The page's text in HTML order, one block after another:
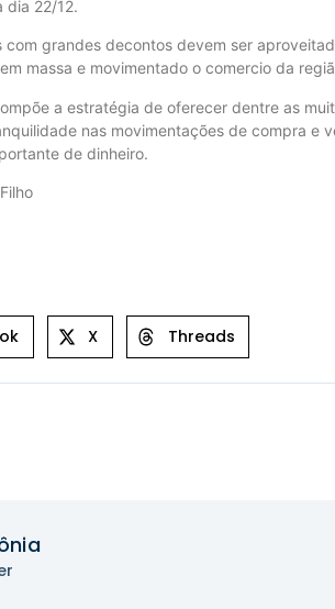
dia 22/12.
grandes decontos devem ser
massa e movimentado o comercio da
a estratégia de oferecer dentre as
nas movimentações de compra e
de dinheiro.
X Threads